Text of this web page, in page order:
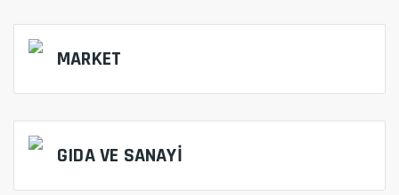
MARKET
GIDA VE SANAYİ